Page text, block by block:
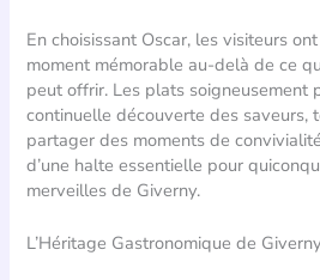
En choisissant Oscar, les visiteurs
moment mémorable au-delà de ce
peut offrir. Les plats soigneusement
continuelle découverte des saveurs,
partager des moments de
d’une halte essentielle pour
merveilles de Giverny.
L’Héritage Gastronomique de Giverny